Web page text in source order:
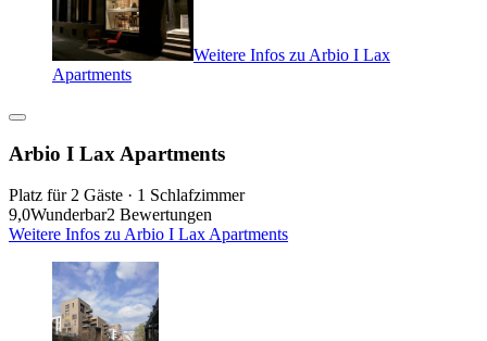
Weitere Infos zu Arbio I Lax
Apartments
Arbio I Lax Apartments
Platz für 2 Gäste · 1 Schlafzimmer
9,0Wunderbar2 Bewertungen
Weitere Infos zu Arbio I Lax Apartments